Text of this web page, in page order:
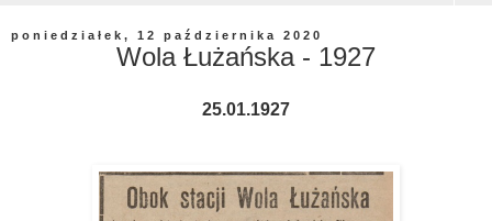
poniedziałek, 12 października 2020
Wola Łużańska - 1927
25.01.1927